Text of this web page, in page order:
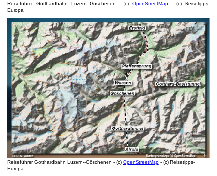
Reiseführer Gotthardbahn Luzern--Göschenen - (c)OpenStreetMap - (c) Reisetipps-
Europa
Reiseführer Gotthardbahn Luzern--Göschenen - (c) OpenStreetMap- (c) Reisetipps-
Europa